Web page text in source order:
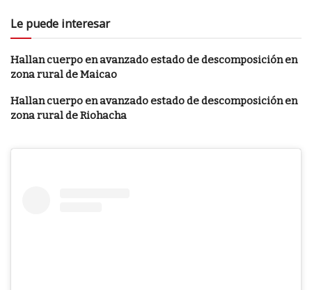
Le puede interesar
Hallan cuerpo en avanzado estado de descomposición en
zona rural de Maicao
Hallan cuerpo en avanzado estado de descomposición en
zona rural de Riohacha